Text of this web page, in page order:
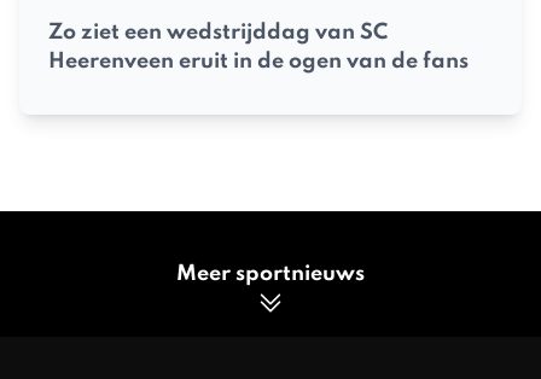
Zo ziet een wedstrijddag van SC
Heerenveen eruit in de ogen van de fans
Meer sportnieuws